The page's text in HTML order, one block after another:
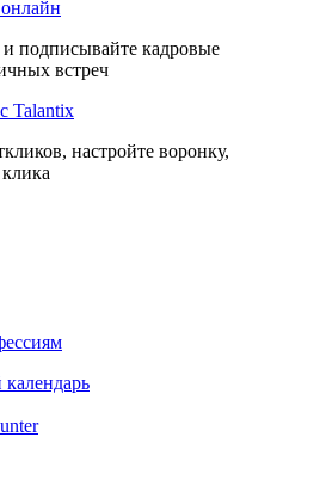
подписывайте кадровые
встреч
Talantix
настройте воронку,